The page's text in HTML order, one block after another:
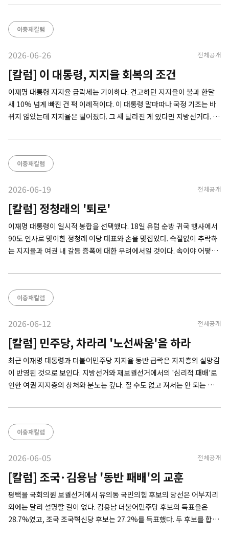
에는 비빔밥 뿐 아니라 '화합'과 '통합'을 상징하는 여러 요리도 나왔다. 더
불어민주당
이충재칼럼
2026-06-26 전체공개
[칼럼] 이 대통령, 지지율 회복의 조건
이재명 대통령 지지율 급락세는 기이하다. 견고하던 지지율이 불과 한달
새 10% 넘게 빠진 건 퍽 이례적이다. 이 대통령 말마따나 국정 기조는 바
뀌지 않았는데 지지율은 떨어졌다. 그 새 달라진 게 있다면 지방선거다. 그
상황이 이해하기 어려운 것이다. 뚜렷한 실마리를 찾기 어려우니 거론되
는
이충재칼럼
2026-06-19 전체공개
[칼럼] 정청래의 '퇴로'
이재명 대통령이 일시적 봉합을 선택했다. 18일 유럽 순방 귀국 행사에서
90도 인사로 맞이한 정청래 여당 대표와 손을 맞잡았다. 속절없이 추락하
는 지지율과 여권 내 갈등 증폭에 대한 우려에서일 것이다. 속이야 어떻든
제로 해결된 건 아무 것도 없다. 정 대표는 "국민은 영원하고
이충재칼럼
2026-06-12 전체공개
[칼럼] 민주당, 차라리 '노선싸움'을 하라
최근 이재명 대통령과 더불어민주당 지지율 동반 급락은 지지층의 실망감
이 반영된 것으로 보인다. 지방선거와 재보궐선거에서의 '심리적 패배'로
인한 여권 지지층의 상처와 분노는 깊다. 질 수도 없고 져서는 안 되는 경기
수 진영과 열패감에 빠진 진보 진영의 모습이 여론조사에 투영된 것이다.
선거를
이충재칼럼
2026-06-05 전체공개
[칼럼] 조국·김용남 '동반 패배'의 교훈
평택을 국회의원 보궐선거에서 유의동 국민의힘 후보의 당선은 어부지리
외에는 달리 설명할 길이 없다. 김용남 더불어민주당 후보의 득표율은
28.7%였고, 조국 조국혁신당 후보는 27.2%를 득표했다. 두 후보를 합친